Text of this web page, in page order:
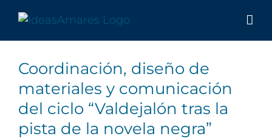
contenido
Coordinación, diseño de
materiales y comunicación
del ciclo “Valdejalón tras la
pista de la novela negra”